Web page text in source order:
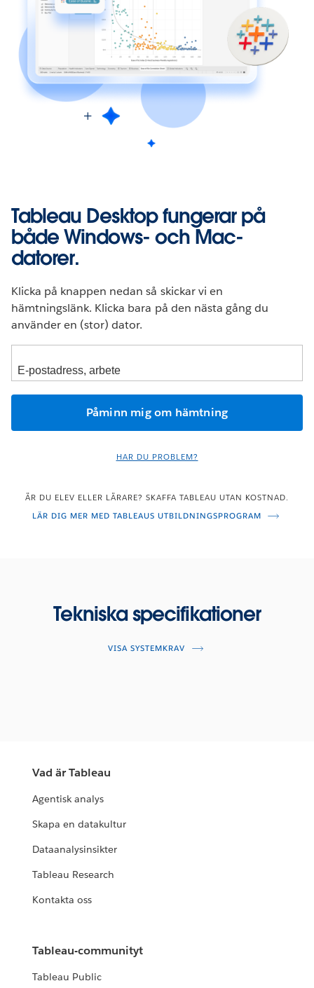
Tableau Desktop fungerar på
både Windows- och Mac-
datorer.
Klicka på knappen nedan så skickar vi en
hämtningslänk. Klicka bara på den nästa gång du
använder en (stor) dator.
HAR DU PROBLEM?
ÄR DU ELEV ELLER LÄRARE? SKAFFA TABLEAU UTAN KOSTNAD.
LÄR DIG MER MED TABLEAUS UTBILDNINGSPROGRAM
Tekniska specifikationer
VISA SYSTEMKRAV
Vad är Tableau
Agentisk analys
Skapa en datakultur
Dataanalysinsikter
Tableau Research
Kontakta oss
Tableau-communityt
Tableau Public